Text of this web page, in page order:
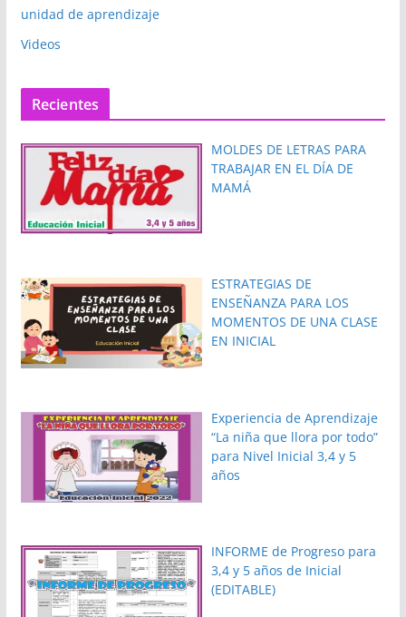
unidad de aprendizaje
Videos
Recientes
MOLDES DE LETRAS PARA
TRABAJAR EN EL DÍA DE
MAMÁ
ESTRATEGIAS DE
ENSEÑANZA PARA LOS
MOMENTOS DE UNA CLASE
EN INICIAL
Experiencia de Aprendizaje
“La niña que llora por todo”
para Nivel Inicial 3,4 y 5
años
INFORME de Progreso para
3,4 y 5 años de Inicial
(EDITABLE)